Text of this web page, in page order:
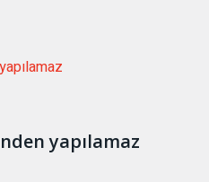
yapılamaz